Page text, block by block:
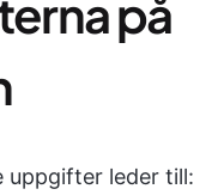
på
uppgifter leder till: